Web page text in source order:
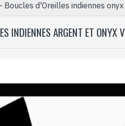
Boucles d'Oreilles indiennes
INDIENNES ARGENT ET ONYX